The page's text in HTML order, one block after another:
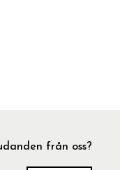
från oss?